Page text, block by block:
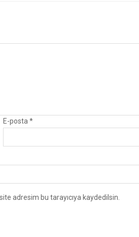
E-posta*
adresim bu tarayıcıya kaydedilsin.